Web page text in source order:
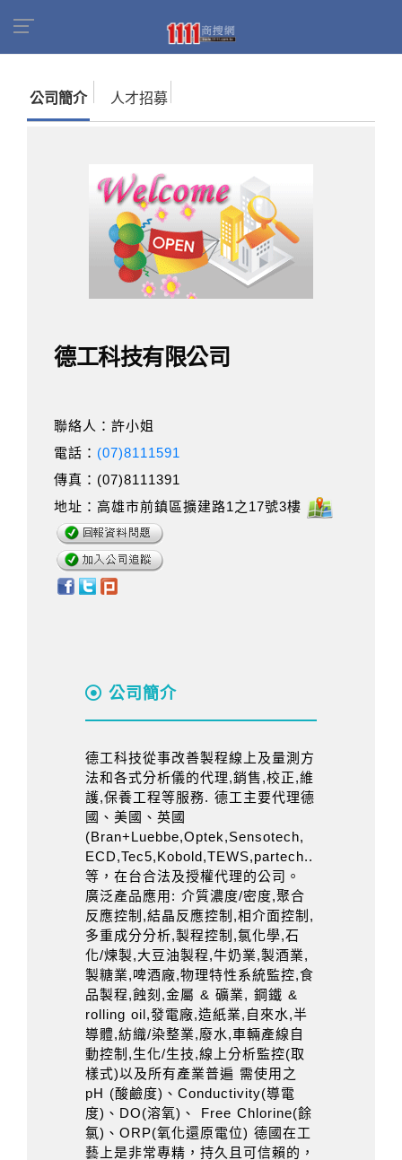
公司簡介 人才招募
德工科技有限公司
聯絡人：許小姐
電話： (07)8111591
傳真：(07)8111391
地址：高雄市前鎮區擴建路1之17號3樓
公司簡介
德工科技從事改善製程線上及量測方
法和各式分析儀的代理,銷售,校正,維
護,保養工程等服務. 德工主要代理德
國、美國、英國
(Bran+Luebbe,Optek,Sensotech,
ECD,Tec5,Kobold,TEWS,partech..
等，在台合法及授權代理的公司。
廣泛產品應用: 介質濃度/密度,聚合
反應控制,結晶反應控制,相介面控制,
多重成分分析,製程控制,氯化學,石
化/煉製,大豆油製程,牛奶業,製酒業,
製糖業,啤酒廠,物理特性系統監控,食
品製程,蝕刻,金屬 & 礦業, 鋼鐵 &
rolling oil,發電廠,造紙業,自來水,半
導體,紡織/染整業,廢水,車輛產線自
動控制,生化/生技,線上分析監控(取
樣式)以及所有產業普遍 需使用之
pH (酸鹼度)、Conductivity(導電
度)、DO(溶氧)、 Free Chlorine(餘
氯)、ORP(氧化還原電位) 德國在工
藝上是非常專精，持久且可信賴的，